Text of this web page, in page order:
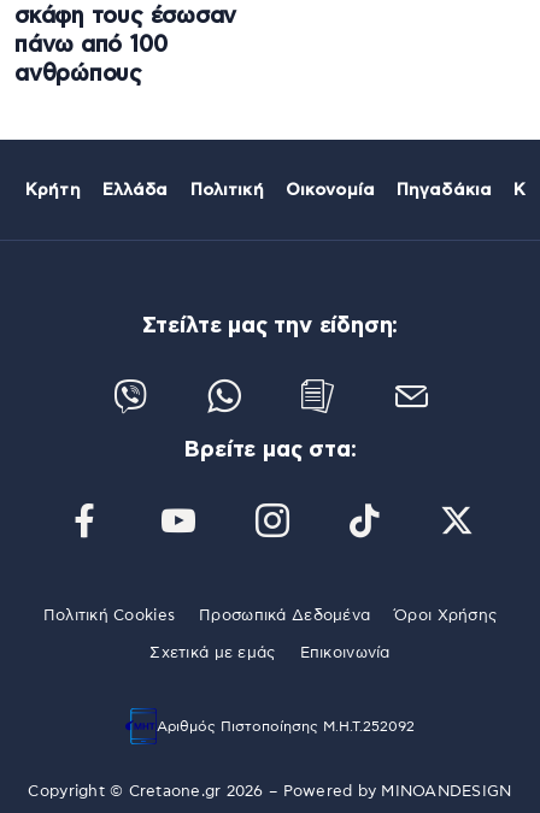
σκάφη τους έσωσαν
πάνω από 100
ανθρώπους
Κρήτη Ελλάδα Πολιτική Οικονομία Πηγαδάκια
Στείλτε μας την είδηση:
Βρείτε μας στα:
Πολιτική Cookies Προσωπικά Δεδομένα Όροι Χρήσης
Σχετικά με εμάς Επικοινωνία
Αριθμός Πιστοποίησης Μ.Η.Τ.252092
Copyright © Cretaone.gr 2026 – Powered by MINOANDESIGN